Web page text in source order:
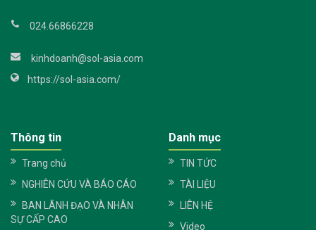
024.66866228
kinhdoanh@sol-asia.com
https://sol-asia.com/
Thông tin
Trang chủ
NGHIÊN CỨU VÀ BÁO CÁO
BAN LÃNH ĐẠO VÀ NHÂN
SỰ CẤP CAO
Danh mục
TIN TỨC
TÀI LIỆU
LIÊN HỆ
Video